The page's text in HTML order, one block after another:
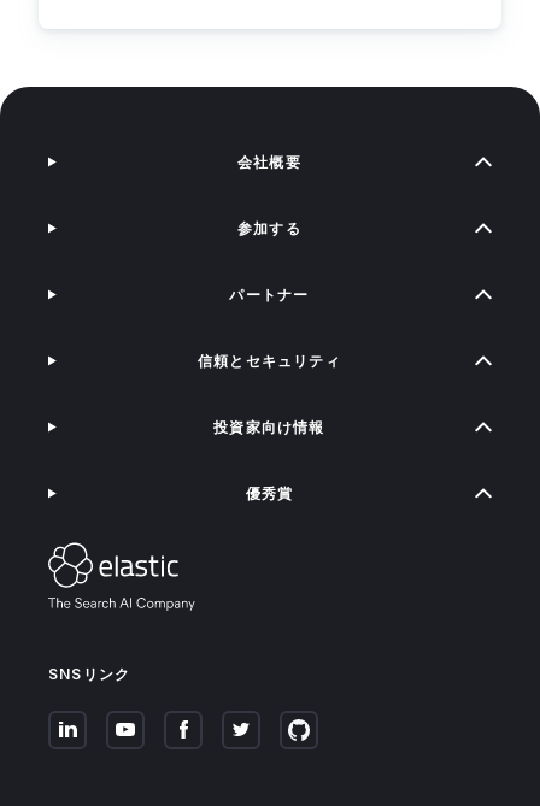
SNSリンク
会社概要
参加する
パートナー
信頼とセキュリティ
投資家向け情報
優秀賞